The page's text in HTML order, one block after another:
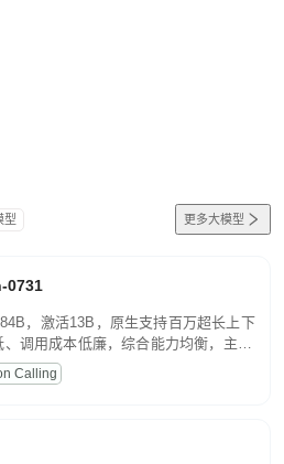
型 更多大模型
0731
，激活13B，原生支持百万超长上下
调用成本低廉，综合能力均衡，主打
对话、内容创作、基础 RAG、批量
Calling